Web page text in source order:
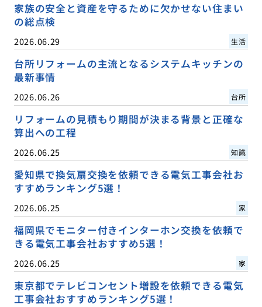
家族の安全と資産を守るために欠かせない住まい
の総点検
2026.06.29 生活
台所リフォームの主流となるシステムキッチンの
最新事情
2026.06.26 台所
リフォームの見積もり期間が決まる背景と正確な
算出への工程
2026.06.25 知識
愛知県で換気扇交換を依頼できる電気工事会社お
すすめランキング5選！
2026.06.25 家
福岡県でモニター付きインターホン交換を依頼で
きる電気工事会社おすすめ5選！
2026.06.25 家
東京都でテレビコンセント増設を依頼できる電気
工事会社おすすめランキング5選！